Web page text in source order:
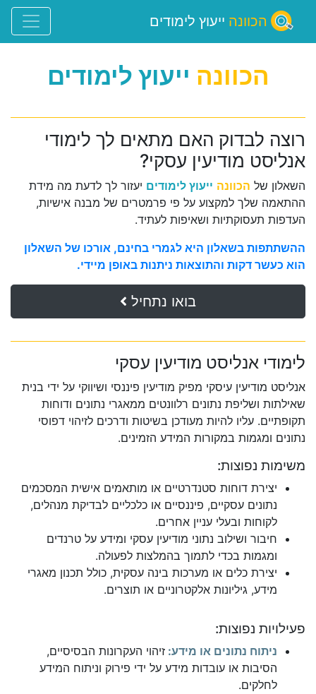
הכוונה ייעוץ לימודים
הכוונה ייעוץ לימודים
רוצה לבדוק האם מתאים לך לימודי
אנליסט מודיעין עסקי?
השאלון של הכוונה ייעוץ לימודים יעזור לך לדעת מה מידת
ההתאמה שלך למקצוע על פי פרמטרים של מבנה אישיות,
העדפות תעסוקתיות ושאיפות לעתיד.
ההשתתפות בשאלון היא לגמרי בחינם, אורכו של השאלון
הוא כעשר דקות והתוצאות ניתנות באופן מיידי.
בואו נתחיל
לימודי אנליסט מודיעין עסקי
אנליסט מודיעין עיסקי מפיק מודיעין פיננסי ושיווקי על ידי בנית
שאילתות ושליפת נתונים רלוונטים ממאגרי נתונים ודוחות
תקופתיים. עליו להיות מעודכן בשיטות ודרכים לזיהוי דפוסי
נתונים ומגמות במקורות המידע הזמינים.
משימות נפוצות:
יצירת דוחות סטנדרטיים או מותאמים אישית המסכמים
נתונים עסקיים, פיננסיים או כלכליים לבדיקת מנהלים,
לקוחות ובעלי עניין אחרים.
חיבור ושילוב נתוני מודיעין עסקי ומידע על טרנדים
ומגמות בכדי לתמוך בהמלצות לפעולה.
יצירת כלים או מערכות בינה עסקית, כולל תכנון מאגרי
מידע, גיליונות אלקטרוניים או תוצרים.
פעילויות נפוצות:
ניתוח נתונים או מידע: זיהוי העקרונות הבסיסיים,
הסיבות או עובדות מידע על ידי פירוק וניתוח המידע
לחלקים.